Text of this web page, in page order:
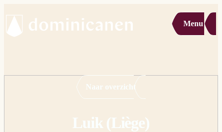
Menu
Naar overzicht
Luik (Liège)